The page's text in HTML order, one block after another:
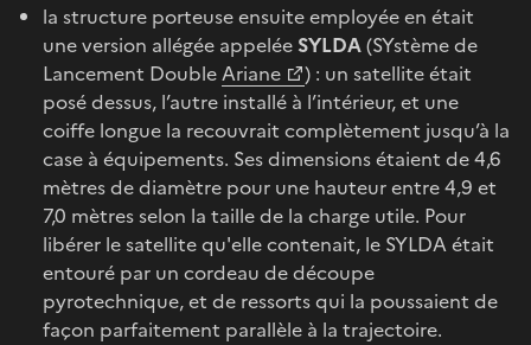
la structure porteuse ensuite employée en était
une version allégée appelée SYLDA(SYstème de
Lancement DoubleAriane
) : un satellite était
posé dessus, l’autre installé à l’intérieur, et une
coiffe longue la recouvrait complètement jusqu’à la
case à équipements. Ses dimensions étaient de 4,6
mètres de diamètre pour une hauteur entre 4,9 et
7,0 mètres selon la taille de la charge utile. Pour
libérer le satellite qu'elle contenait, le SYLDA était
entouré par un cordeau de découpe
pyrotechnique, et de ressorts qui la poussaient de
façon parfaitement parallèle à la trajectoire.